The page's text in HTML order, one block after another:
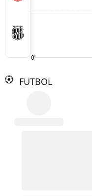
0'
FUTBOL